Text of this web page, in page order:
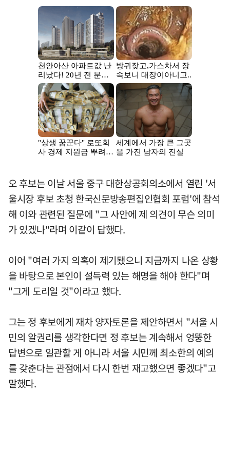
오 후보는 이날 서울 중구 대한상공회의소에서 열린 '서
울시장 후보 초청 한국신문방송편집인협회 포럼'에 참석
해 이와 관련된 질문에 "그 사안에 제 의견이 무슨 의미
가 있겠나"라며 이같이 답했다.
이어 "여러 가지 의혹이 제기됐으니 지금까지 나온 상황
을 바탕으로 본인이 설득력 있는 해명을 해야 한다"며
"그게 도리일 것"이라고 했다.
그는 정 후보에게 재차 양자토론을 제안하면서 "서울 시
민의 알권리를 생각한다면 정 후보는 계속해서 엉뚱한
답변으로 일관할 게 아니라 서울 시민께 최소한의 예의
를 갖춘다는 관점에서 다시 한번 재고했으면 좋겠다"고
말했다.